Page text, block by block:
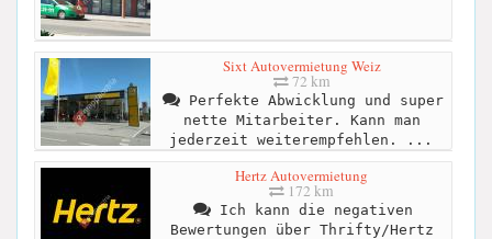
Sixt Autovermietung Weiz
72 km
Perfekte Abwicklung und super
nette Mitarbeiter. Kann man
jederzeit weiterempfehlen. ...
Hertz Autovermietung
172 km
Ich kann die negativen
Bewertungen über Thrifty/Hertz